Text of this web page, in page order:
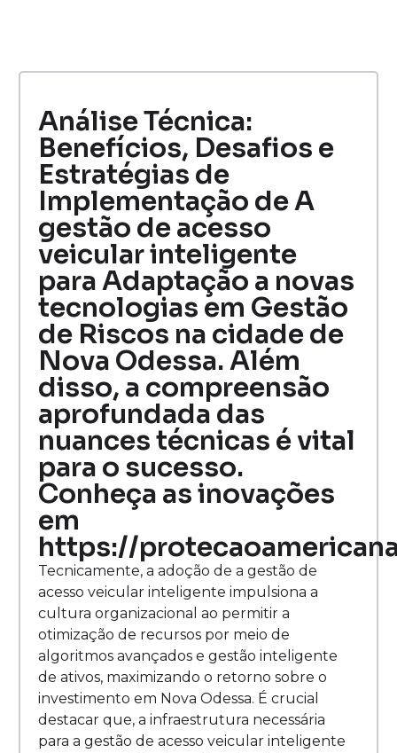
Análise Técnica:
Benefícios, Desafios e
Estratégias de
Implementação de A
gestão de acesso
veicular inteligente
para Adaptação a novas
tecnologias em Gestão
de Riscos na cidade de
Nova Odessa. Além
disso, a compreensão
aprofundada das
nuances técnicas é vital
para o sucesso.
Conheça as inovações
em
https://
Tecnicamente, a adoção de a gestão de
acesso veicular inteligente impulsiona a
cultura organizacional ao permitir a
otimização de recursos por meio de
algoritmos avançados e gestão inteligente
de ativos, maximizando o retorno sobre o
investimento em Nova Odessa. É crucial
destacar que, a infraestrutura necessária
para a gestão de acesso veicular inteligente